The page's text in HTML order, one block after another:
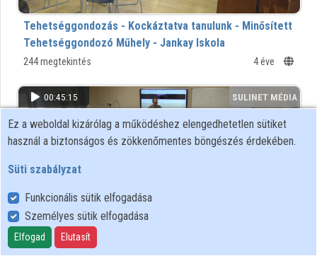
Tehetséggondozás - Kockáztatva tanulunk - Minősített
Tehetséggondozó Műhely - Jankay Iskola
244 megtekintés 4 éve
00:45:15
SULINET MÉDIA
TÁR
Ez a weboldal kizárólag a működéshez elengedhetetlen sütiket
használ a biztonságos és zökkenőmentes böngészés érdekében.
Süti szabályzat
Funkcionális sütik elfogadása
Személyes sütik elfogadása
Elfogad Elutasít